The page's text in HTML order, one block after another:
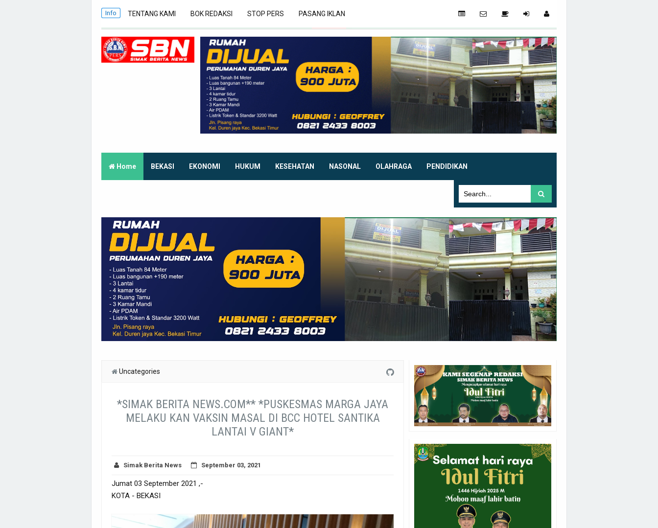
Info TENTANG KAMI BOK REDAKSI STOP PERS PASANG IKLAN
Home BEKASI EKONOMI HUKUM KESEHATAN NASONAL OLAHRAGA PENDIDIKAN
Uncategories
*SIMAK BERITA NEWS.COM** *PUSKESMAS MARGA JAYA
MELAKU KAN VAKSIN MASAL DI BCC HOTEL SANTIKA
LANTAI V GIANT*
Simak Berita News September 03, 2021
Jumat 03 September 2021 ,-
KOTA - BEKASI